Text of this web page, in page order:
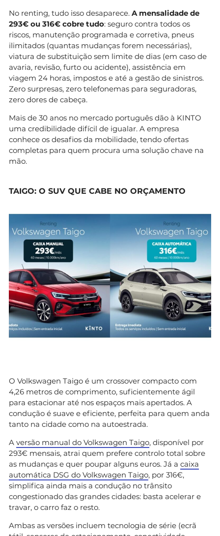
No renting, tudo isso desaparece. A mensalidade de
293€ ou 316€ cobre tudo: seguro contra todos os
riscos, manutenção programada e corretiva, pneus
ilimitados (quantas mudanças forem necessárias),
viatura de substituição sem limite de dias (em caso de
avaria, revisão, furto ou acidente), assistência em
viagem 24 horas, impostos e até a gestão de sinistros.
Zero surpresas, zero telefonemas para seguradoras,
zero dores de cabeça.
Mais de 30 anos no mercado português dão à KINTO
uma credibilidade difícil de igualar. A empresa
conhece os desafios da mobilidade, tendo ofertas
completas para quem procura uma solução chave na
mão.
TAIGO: O SUV QUE CABE NO ORÇAMENTO
O Volkswagen Taigo é um crossover compacto com
4,26 metros de comprimento, suficientemente ágil
para estacionar até nos espaços mais apertados. A
condução é suave e eficiente, perfeita para quem anda
tanto na cidade como na autoestrada.
A versão manual do Volkswagen Taigo, disponível por
293€ mensais, atrai quem prefere controlo total sobre
as mudanças e quer poupar alguns euros. Já a caixa
automática DSG do Volkswagen Taigo, por 316€,
simplifica ainda mais a condução no trânsito
congestionado das grandes cidades: basta acelerar e
travar, o carro faz o resto.
Ambas as versões incluem tecnologia de série (ecrã